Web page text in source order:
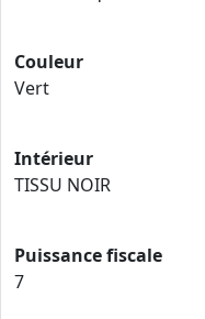
Couleur
Vert
Intérieur
TISSU NOIR
Puissance fiscale
7